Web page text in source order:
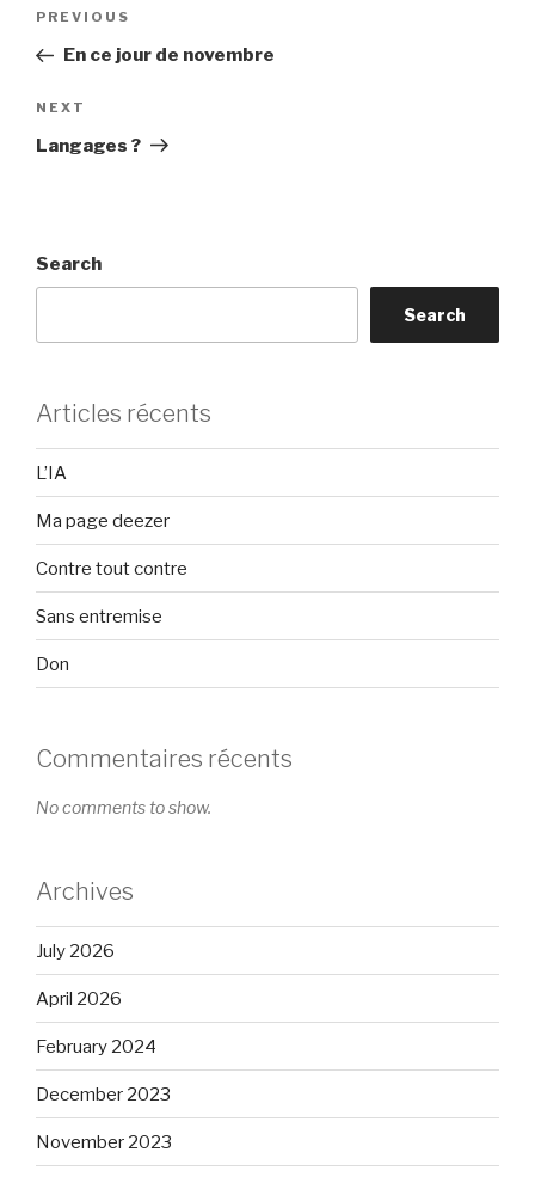
Previous
Post
PREVIOUS
En ce jour de novembre
Next
Post
NEXT
Langages ?
Search
Search
Articles récents
L’IA
Ma page deezer
Contre tout contre
Sans entremise
Don
Commentaires récents
No comments to show.
Archives
July 2026
April 2026
February 2024
December 2023
November 2023